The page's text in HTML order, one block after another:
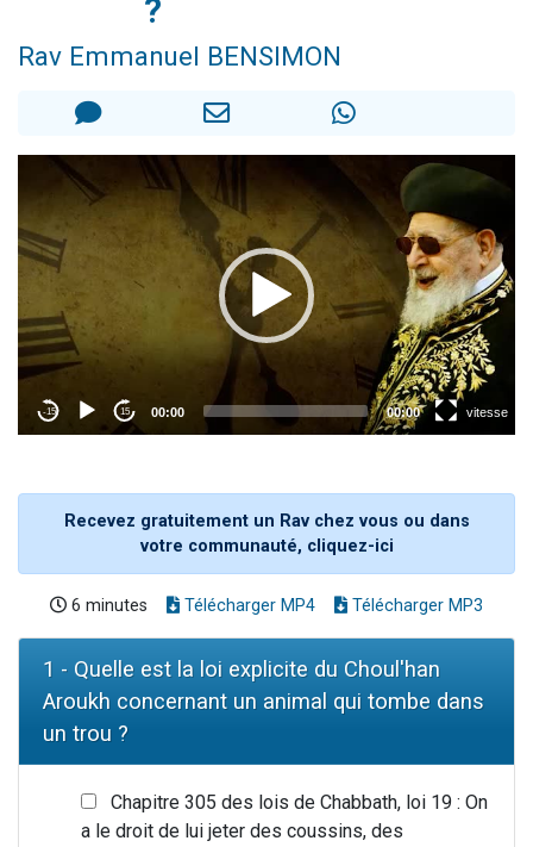
3 personnes viennent de faire un don pour 5 jours de vacances aux Orphelins
?
Rav Emmanuel BENSIMON
Recevez gratuitement un Rav chez vous ou dans
votre communauté, cliquez-ici
6 minutes Télécharger MP4 Télécharger MP3
1 - Quelle est la loi explicite du Choul'han
Aroukh concernant un animal qui tombe dans
un trou ?
Chapitre 305 des lois de Chabbath, loi 19 : On
a le droit de lui jeter des coussins, des